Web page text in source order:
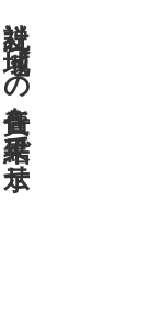
社説 地域への責任を結果で示せ